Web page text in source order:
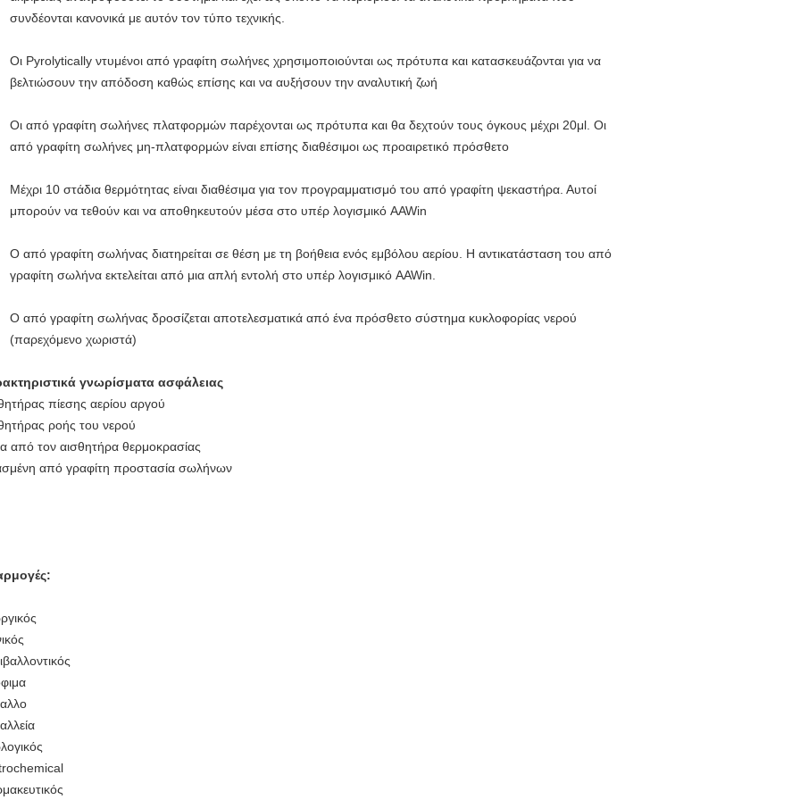
συνδέονται κανονικά με αυτόν τον τύπο τεχνικής.
Οι Pyrolytically ντυμένοι από γραφίτη σωλήνες χρησιμοποιούνται ως πρότυπα και κατασκευάζονται για να
βελτιώσουν την απόδοση καθώς επίσης και να αυξήσουν την αναλυτική ζωή
Οι από γραφίτη σωλήνες πλατφορμών παρέχονται ως πρότυπα και θα δεχτούν τους όγκους μέχρι 20μl. Οι
από γραφίτη σωλήνες μη-πλατφορμών είναι επίσης διαθέσιμοι ως προαιρετικό πρόσθετο
Μέχρι 10 στάδια θερμότητας είναι διαθέσιμα για τον προγραμματισμό του από γραφίτη ψεκαστήρα. Αυτοί
μπορούν να τεθούν και να αποθηκευτούν μέσα στο υπέρ λογισμικό AAWin
Ο από γραφίτη σωλήνας διατηρείται σε θέση με τη βοήθεια ενός εμβόλου αερίου. Η αντικατάσταση του από
γραφίτη σωλήνα εκτελείται από μια απλή εντολή στο υπέρ λογισμικό AAWin.
Ο από γραφίτη σωλήνας δροσίζεται αποτελεσματικά από ένα πρόσθετο σύστημα κυκλοφορίας νερού
(παρεχόμενο χωριστά)
γνωρίσματα ασφάλειας
πίεσης αερίου αργού
ροής του νερού
από τον αισθητήρα θερμοκρασίας
από γραφίτη προστασία σωλήνων